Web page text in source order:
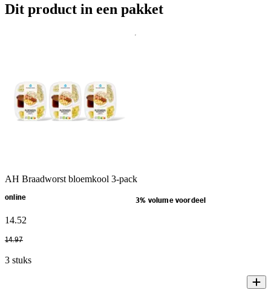
Dit product in een pakket
AH Braadworst bloemkool 3-pack
online 3% volume voordeel
14.52
14.97
3 stuks